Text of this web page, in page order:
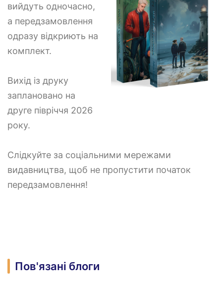
вийдуть одночасно,
а передзамовлення
одразу відкриють на
комплект.
Вихід із друку
заплановано на
друге півріччя 2026
року.
Слідкуйте за соціальними мережами
видавництва, щоб не пропустити початок
передзамовлення!
Пов'язані блоги